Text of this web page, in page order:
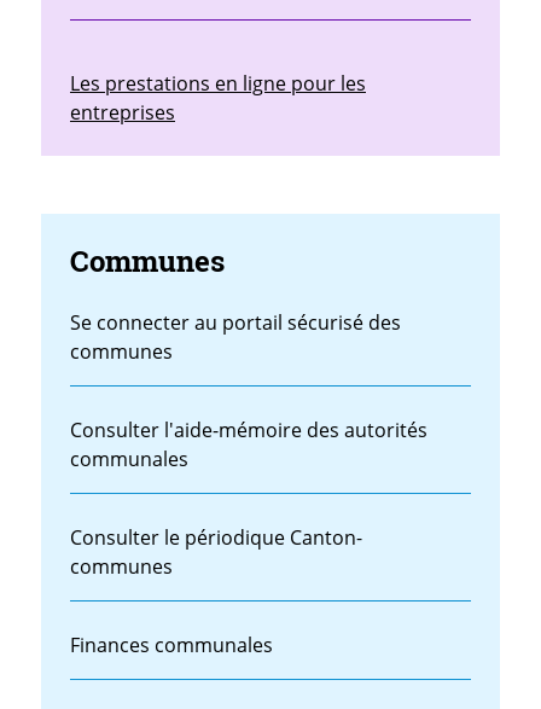
Les prestations en ligne pour les
entreprises
Communes
Se connecter au portail sécurisé des
communes
Consulter l'aide-mémoire des autorités
communales
Consulter le périodique Canton-
communes
Finances communales